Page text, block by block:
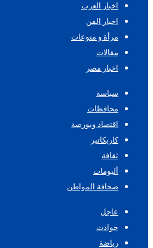
اخبار العرب
اخبار الفن
مرأة و منوعات
مقالات
اخبار مصر
سياسة
محافظات
اقتصاد وبورصة
كاريكاتير
ثقافة
ألبومات
صحافة المواطن
عاجل
حوادث
رياضة